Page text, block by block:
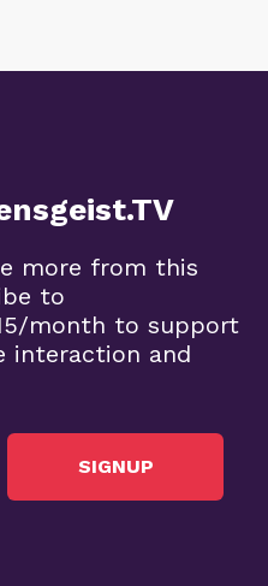
more from this
to
month to support
interaction and
SIGNUP